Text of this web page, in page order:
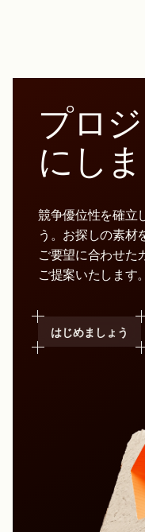
プロ
にし
競争優位性を確立
う。お探しの素材
ご要望に合わせた
ご提案いたします。
はじめましょう